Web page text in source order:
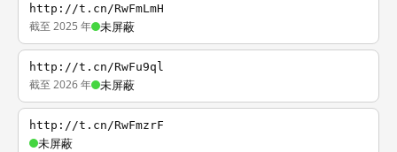
http://t.cn/RwFmLmH
截至 2025 年 未屏蔽
http://t.cn/RwFu9ql
截至 2026 年 未屏蔽
http://t.cn/RwFmzrF
未屏蔽